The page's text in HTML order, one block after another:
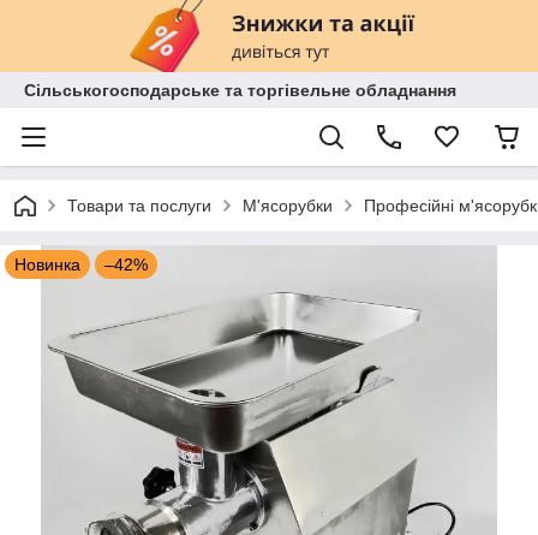
Сільськогосподарське та торгівельне обладнання
Товари та послуги М'ясорубки Професійні
Новинка –42%